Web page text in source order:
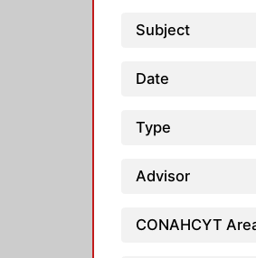
Subject
Date
Type
Advisor
CONAHCYT